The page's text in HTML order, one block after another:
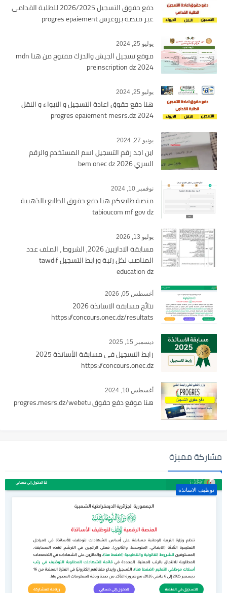
دفع حقوق التسجيل 2026/2025 للطلبة القدامى
عبر منصة بروغرس progres epaiement
يوليو 25, 2024
موقع تسجيل الجيش والدرك مفتوح من هنا mdn
preinscription dz 2024
يوليو 25, 2024
هنا دفع حقوق اعادة التسجيل و الايواء و النقل
2024 progres epaiement mesrs.dz
يونيو 27, 2024
اين اجد رقم التسجيل اسم المستخدم والرقم
السري bem onec dz 2026
نوفمبر 10, 2024
منصة طابعكم هنا دفع حقوق الطابع بالذهبية
tabioucom mf gov dz
يوليو 13, 2026
مسابقة الاداريين 2026, الشروط ، الملف عدد
المناصب لكل رتبة ورابط التسجيل tawdif
education dz
أغسطس 05, 2026
نتائج مسابقة الاساتذة 2026
https://concours.onec.dz/resultats
ديسمبر 15, 2025
رابط التسجيل في مسابقة الأساتذة 2025
https://concours.onec.dz
أغسطس 10, 2024
هنا موقع دفع حقوق progres.mesrs.dz/webetu
مشاركة مميزة
توظيف الاساتذة